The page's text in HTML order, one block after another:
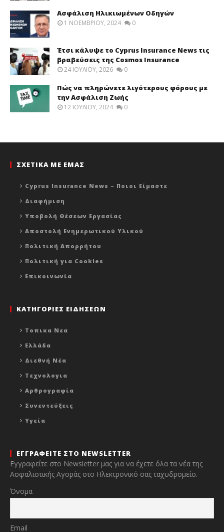
Ασφάλιση Ηλικιωμένων Οδηγών
1 ΝΟΕΜΒΡΊΟΥ, 2024 0
Έτσι κάλυψε το Cyprus Insurance News τις
βραβεύσεις της Cosmos Insurance
24 ΙΟΥΛΊΟΥ, 2026 0
Πώς να πληρώνετε λιγότερους φόρους με
την Ασφάλιση Ζωής
12 ΙΟΥΛΊΟΥ, 2024 0
ΣΧΕΤΙΚΑ ΜΕ ΕΜΑΣ
Cyprus Insurance News – Ποιοι Είμαστε
Διαφήμιση
Υποβολή Θέσεων Εργασίας
Αποστολή Ενημερωτικού Υλικού
Πολιτική Απορρήτου
Πολιτική για Cookies
Επικοινωνία
ΚΑΤΗΓΟΡΙΕΣ ΕΙΔΗΣΕΩΝ
Τοπικα Νεα
Ελλάδα
Διεθνή Νέα
Τεχνολογια
Αρθρογραφία
Συνεντεύξεις
Υγεία
ΕΓΓΡΑΦΕΙΤΕ ΣΤΟ NEWSLETTER
Εγγραφείτε στο Newsletter μας για να έχετε όλα τα νέα της
Ασφαλιστικής Αγοράς στο Ηλεκτρονικό σας ταχυδρομείο.
Όνομα
Email